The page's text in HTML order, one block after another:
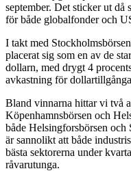
september. Det sticker ut då
för både globalfonder och
I takt med
placerat sig som en av de
dollarn, med drygt 4
avkastning för
Bland vinnarna hittar vi två
Köpenhamnsbörsen och
både Helsingforsbörsen och
är sannolikt att både
bästa sektorerna under
råvarutunga.